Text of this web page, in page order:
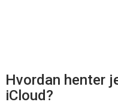
Hvordan henter
iCloud?